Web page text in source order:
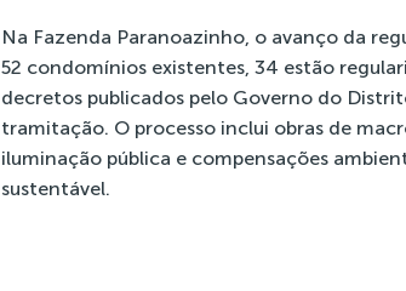
Na Fazenda Paranoazinho, o avanço da
52 condomínios existentes, 34 estão
decretos publicados pelo Governo do
tramitação. O processo inclui obras de
iluminação pública e compensações
sustentável.